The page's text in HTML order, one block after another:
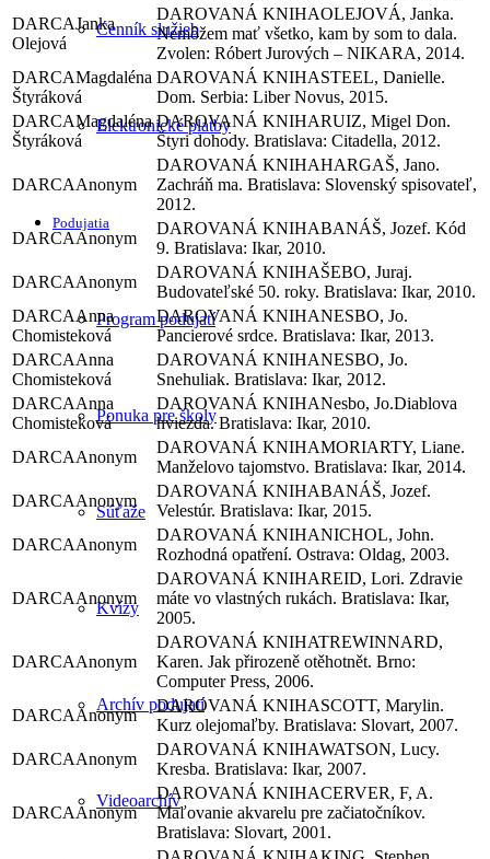
Cenník služieb
Elektronické platby
Podujatia
Program podujatí
Ponuka pre školy
Súťaže
Kvízy
Archív podujatí
Videoarchív
Janka
Olejová
OLEJOVÁ, Janka.
Nemôžem mať všetko, kam by som to dala.
Zvolen: Róbert Jurových – NIKARA, 2014.
Magdaléna
Štyráková
STEEL, Danielle.
Dom. Serbia: Liber Novus, 2015.
Magdaléna
Štyráková
RUIZ, Migel Don.
Štyri dohody. Bratislava: Citadella, 2012.
Anonym
HARGAŠ, Jano.
Zachráň ma. Bratislava: Slovenský spisovateľ,
2012.
Anonym
BANÁŠ, Jozef. Kód
9. Bratislava: Ikar, 2010.
Anonym
ŠEBO, Juraj.
Budovateľské 50. roky. Bratislava: Ikar, 2010.
Anna
Chomisteková
NESBO, Jo.
Pancierové srdce. Bratislava: Ikar, 2013.
Anna
Chomisteková
NESBO, Jo.
Snehuliak. Bratislava: Ikar, 2012.
Anna
Chomisteková
Nesbo, Jo.Diablova
hviezda. Bratislava: Ikar, 2010.
Anonym
MORIARTY, Liane.
Manželovo tajomstvo. Bratislava: Ikar, 2014.
Anonym
BANÁŠ, Jozef.
Velestúr. Bratislava: Ikar, 2015.
Anonym
NICHOL, John.
Rozhodná opatření. Ostrava: Oldag, 2003.
Anonym
REID, Lori. Zdravie
máte vo vlastných rukách. Bratislava: Ikar,
2005.
Anonym
TREWINNARD,
Karen. Jak přirozeně otěhotnět. Brno:
Computer Press, 2006.
Anonym
SCOTT, Marylin.
Kurz olejomaľby. Bratislava: Slovart, 2007.
Anonym
WATSON, Lucy.
Kresba. Bratislava: Ikar, 2007.
Anonym
CERVER, F, A.
Maľovanie akvarelu pre začiatočníkov.
Bratislava: Slovart, 2001.